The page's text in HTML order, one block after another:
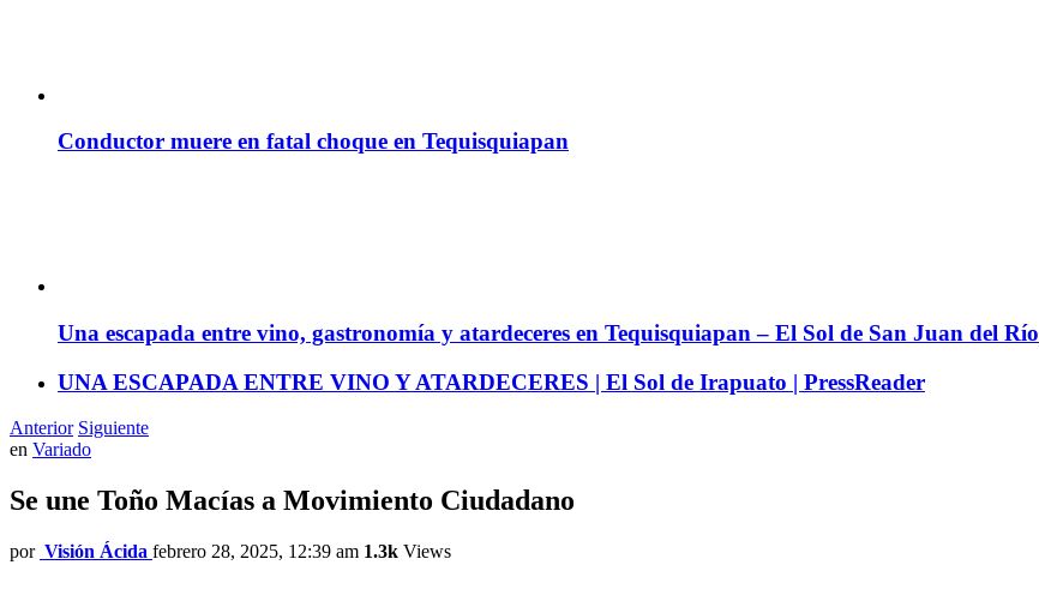
Conductor muere en fatal choque en Tequisquiapan
Una escapada entre vino, gastronomía y atardeceres en Tequisquiapan – El Sol de San Juan del Río
UNA ESCAPADA ENTRE VINO Y ATARDECERES | El Sol de Irapuato | PressReader
Anterior Siguiente
en Variado
Se une Toño Macías a Movimiento Ciudadano
por Visión Ácida febrero 28, 2025, 12:39 am 1.3k Views